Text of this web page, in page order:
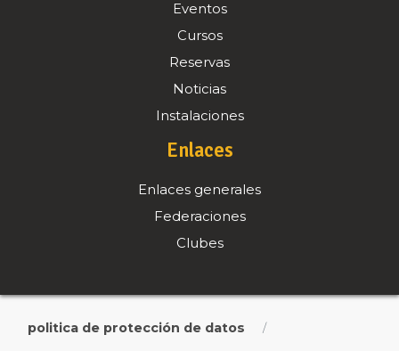
Eventos
Cursos
Reservas
Noticias
Instalaciones
Enlaces
Enlaces generales
Federaciones
Clubes
politica de protección de datos /